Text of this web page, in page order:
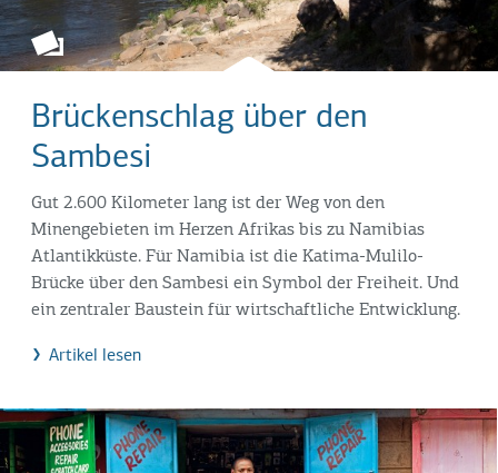
Brückenschlag über den
Sambesi
Gut 2.600 Kilometer lang ist der Weg von den
Minengebieten im Herzen Afrikas bis zu Namibias
Atlantikküste. Für Namibia ist die Katima-Mulilo-
Brücke über den Sambesi ein Symbol der Freiheit. Und
ein zentraler Baustein für wirtschaftliche Entwicklung.
Artikel lesen